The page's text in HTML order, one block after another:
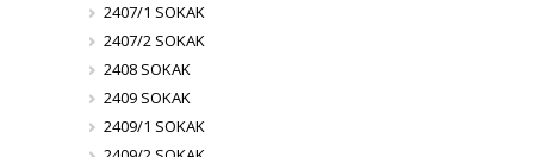
2407/1 SOKAK
2407/2 SOKAK
2408 SOKAK
2409 SOKAK
2409/1 SOKAK